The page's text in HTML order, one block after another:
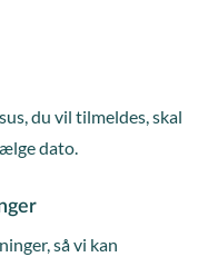
du vil tilmeldes, skal
dato.
så vi kan